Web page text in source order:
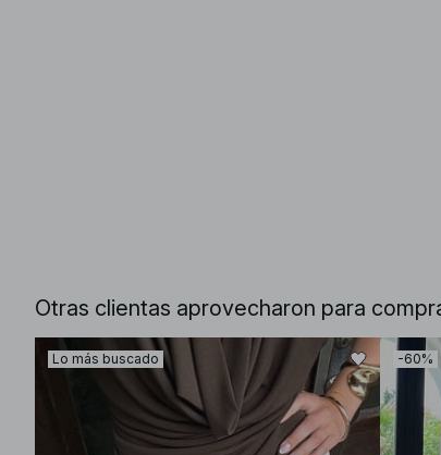
Otras clientas aprovecharon para
Lo más buscado -60%